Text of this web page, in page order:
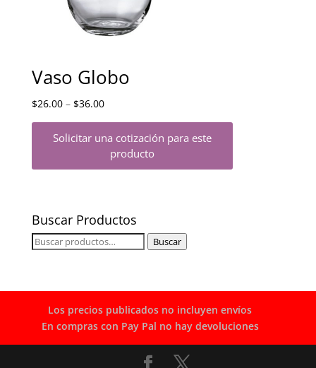
Vaso Globo
$26.00– $36.00
Solicitar una cotización para este
producto
Buscar Productos
Buscar
Buscar
Los precios publicados no incluyen envíos
En compras con Pay Pal no hay devoluciones